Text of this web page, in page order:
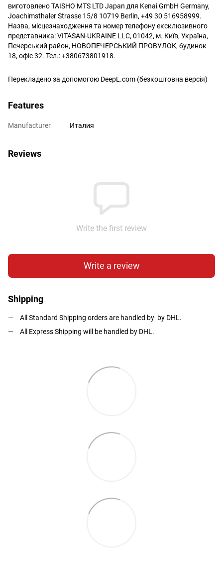
виготовлено TAISHO MTS LTD Japan для Kenai GmbH Germany,
Joachimsthaler Strasse 15/8 10719 Berlin, +49 30 516958999.
Назва, місцезнаходження та номер телефону ексклюзивного
представника: VITASAN-UKRAINE LLC, 01042, м. Київ, Україна,
Печерський район, НОВОПЕЧЕРСЬКИЙ ПРОВУЛОК, будинок
18, офіс 32. Тел.: +380673801918.
Перекладено за допомогою DeepL.com (безкоштовна версія)
Features
Manufacturer Италия
Reviews
Write the first review
Write a review
Shipping
All Standard Shipping orders are handled by by DHL.
All Express Shipping will be handled by DHL.